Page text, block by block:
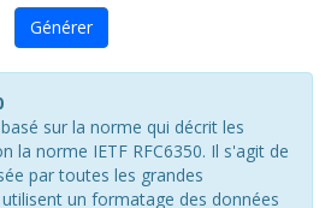
Générer
sur la norme qui décrit les
la norme IETF RFC6350. Il s'agit de
par toutes les grandes
un formatage des données